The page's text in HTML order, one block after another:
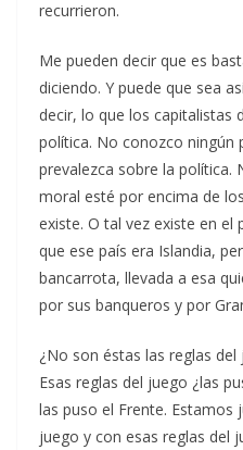
recurrieron.
Me pueden decir que es
diciendo. Y puede que sea
decir, lo que los capitalistas
política. No conozco ningún
prevalezca sobre la política.
moral esté por encima de
existe. O tal vez existe en el
que ese país era Islandia,
bancarrota, llevada a esa
por sus banqueros y por
¿No son éstas las reglas
Esas reglas del juego ¿las
las puso el Frente. Estamos
juego y con esas reglas del